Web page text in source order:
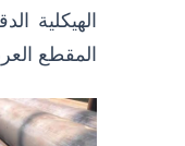
الهيكلية
المقطع